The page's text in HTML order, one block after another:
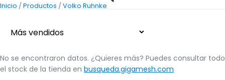
Inicio /Productos /Volko Ruhnke
No se encontraron datos. ¿Quieres más? Puedes consultar todo
el stock de la tienda en busqueda.gigamesh.com